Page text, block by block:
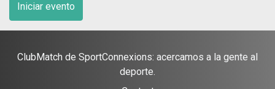
Iniciar evento
ClubMatch de SportConnexions: acercamos a la gente al
deporte.